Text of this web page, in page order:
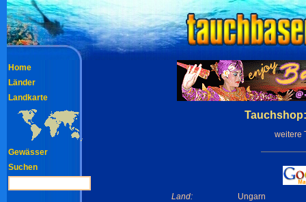
weitere
Land:
Ungarn
Home
Länder
Landkarte
Gewässer
Suchen